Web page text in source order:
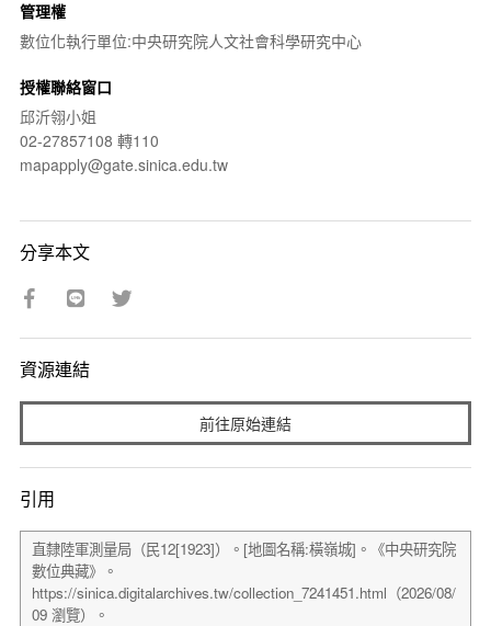
管理權
數位化執行單位:中央研究院人文社會科學研究中心
授權聯絡窗口
邱沂翎小姐
02-27857108 轉110
mapapply@gate.sinica.edu.tw
分享本文
資源連結
前往原始連結
引用